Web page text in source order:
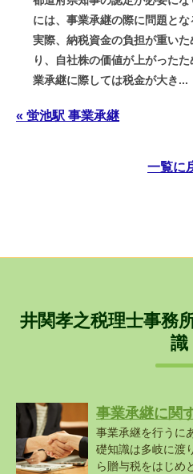
には、事業承継の際に問題とな
実際、納税資金の負担が重い
り、自社株の価値が上がった
業承継に際しては税金が大き...
« 蛍池駅 事業承継
一覧に
井関孝之税理士事務
識
事業承継に関
事業承継を行うに
礎知識は多岐に渡
ら贈与税をはじめ